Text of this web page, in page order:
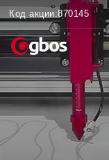
Код акции:870145